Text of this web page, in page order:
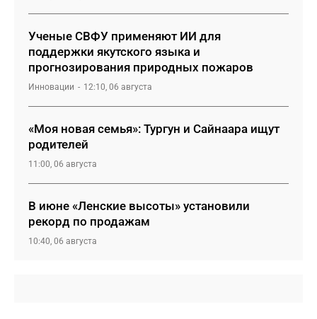
Ученые СВФУ применяют ИИ для
поддержки якутского языка и
прогнозирования природных пожаров
Инновации 12:10, 06 августа
«Моя новая семья»: Тургун и Сайнаара ищут
родителей
11:00, 06 августа
В июне «Ленские высоты» установили
рекорд по продажам
10:40, 06 августа